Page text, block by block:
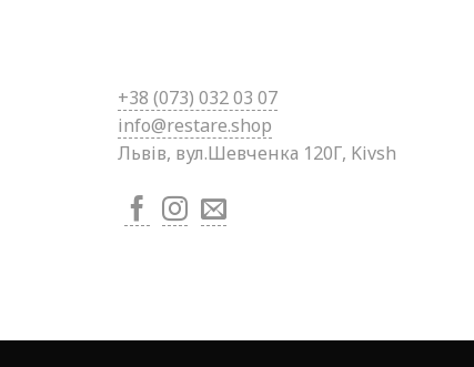
+38 (073) 032 03 07
info@restare.shop
Львів, вул.Шевченка 120Г, Kivsh